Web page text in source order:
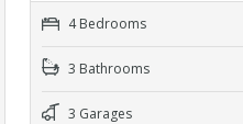
4 Bedrooms
3 Bathrooms
3 Garages